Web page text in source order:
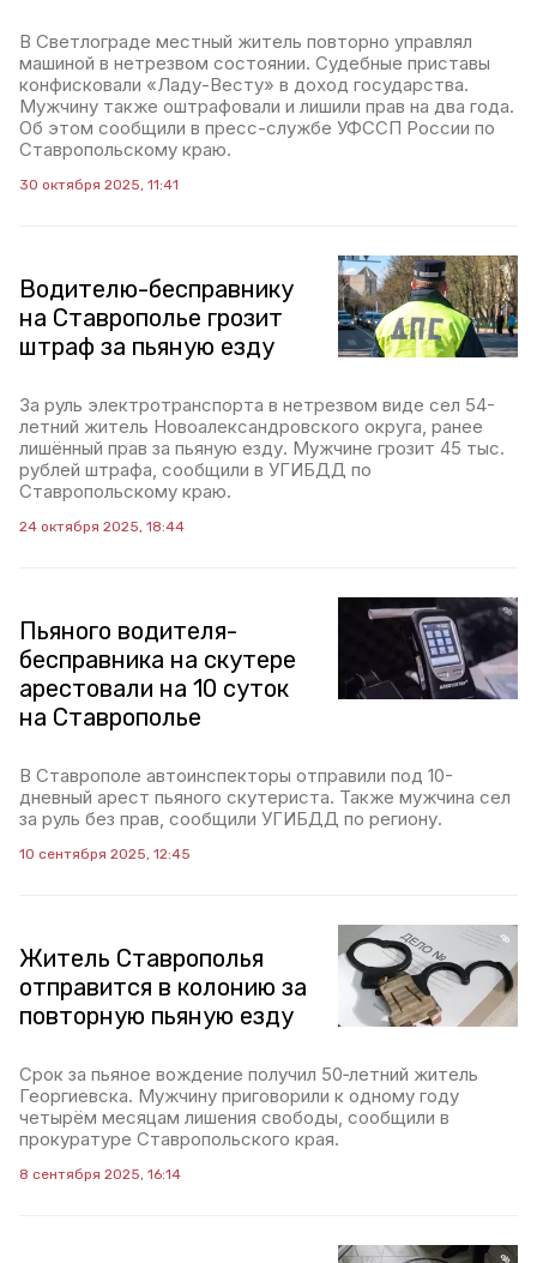
В Светлограде местный житель повторно управлял
машиной в нетрезвом состоянии. Судебные приставы
конфисковали «Ладу-Весту» в доход государства.
Мужчину также оштрафовали и лишили прав на два года.
Об этом сообщили в пресс-службе УФССП России по
Ставропольскому краю.
30 октября 2025, 11:41
Водителю-бесправнику
на Ставрополье грозит
штраф за пьяную езду
За руль электротранспорта в нетрезвом виде сел 54-
летний житель Новоалександровского округа, ранее
лишённый прав за пьяную езду. Мужчине грозит 45 тыс.
рублей штрафа, сообщили в УГИБДД по
Ставропольскому краю.
24 октября 2025, 18:44
Пьяного водителя-
бесправника на скутере
арестовали на 10 суток
на Ставрополье
В Ставрополе автоинспекторы отправили под 10-
дневный арест пьяного скутериста. Также мужчина сел
за руль без прав, сообщили УГИБДД по региону.
10 сентября 2025, 12:45
Житель Ставрополья
отправится в колонию за
повторную пьяную езду
Срок за пьяное вождение получил 50‑летний житель
Георгиевска. Мужчину приговорили к одному году
четырём месяцам лишения свободы, сообщили в
прокуратуре Ставропольского края.
8 сентября 2025, 16:14